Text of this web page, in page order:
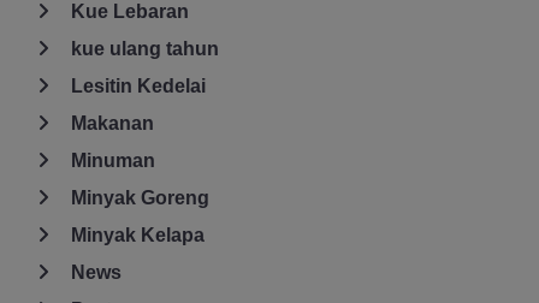
Kue Lebaran
kue ulang tahun
Lesitin Kedelai
Makanan
Minuman
Minyak Goreng
Minyak Kelapa
News